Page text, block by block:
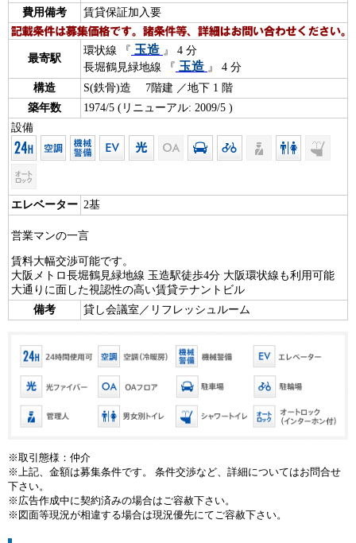
費用備考
賃貸保証加入要
最寄駅
環状線 『 玉造 』 4 分
長堀鶴見緑地線 『 玉造 』 4 分
構造
S(鉄骨)造 7階建 ／地下 1 階
築年数
1974/5 (リニューアル: 2009/5 )
設備
エレベーター 2基
営業マンの一言
賃料大幅交渉可能です。
大阪メトロ長堀鶴見緑地線 玉造駅徒歩4分 大阪環状線も利用可能
大通りに面した視認性の高い賃貸テナントビル
備考
貸し会議室／リフレッシュルーム
※取引態様：仲介
※上記、金額は募集条件です。 条件交渉など、詳細についてはお問合せ
下さい。
※広告作成中に契約済みの場合はご容赦下さい。
※図面等現況が相違する場合は現況優先にてご容赦下さい。